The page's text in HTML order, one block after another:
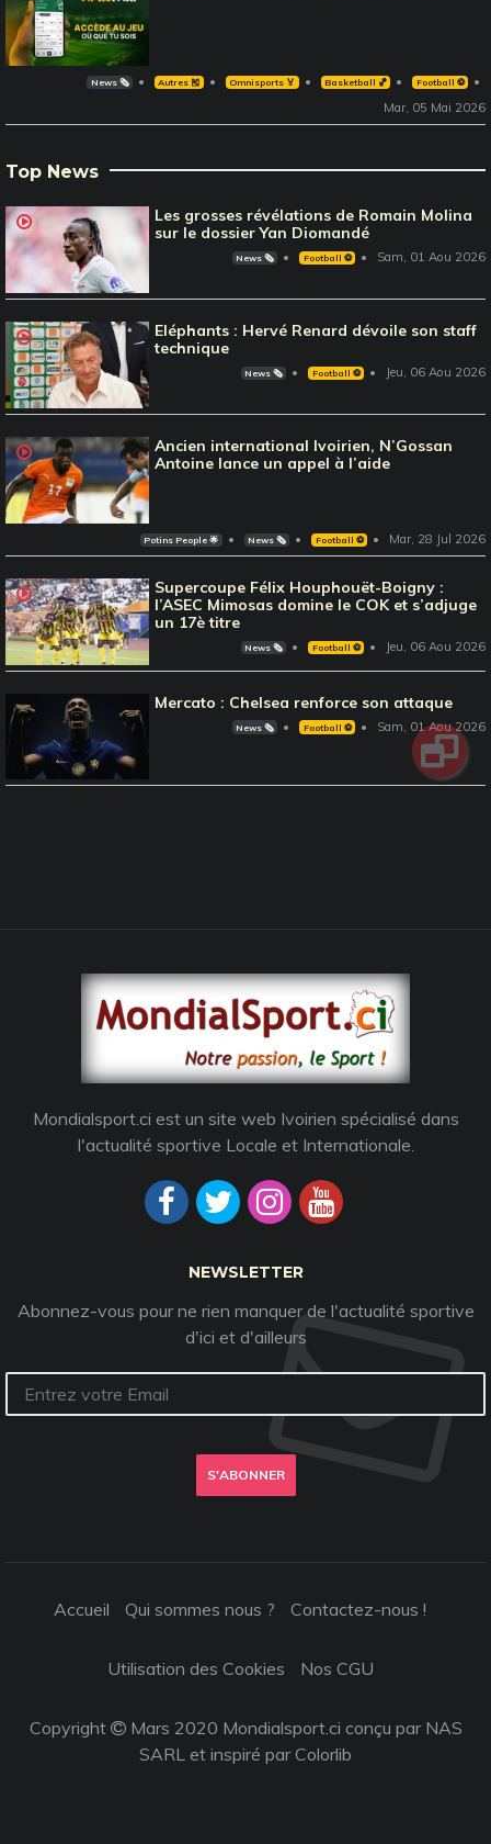
News 🗞️ Autres 🎽 Omnisports 🏅 Basketball 🏀 Football ⚽️
Mar, 05 Mai 2026
Top News
Les grosses révélations de Romain Molina
sur le dossier Yan Diomandé
News 🗞️ Football ⚽️ Sam, 01 Aou 2026
Eléphants : Hervé Renard dévoile son staff
technique
News 🗞️ Football ⚽️ Jeu, 06 Aou 2026
Ancien international Ivoirien, N’Gossan
Antoine lance un appel à l’aide
Potins People 🌟 News 🗞️ Football ⚽️ Mar, 28 Jul 2026
Supercoupe Félix Houphouët-Boigny :
l’ASEC Mimosas domine le COK et s’adjuge
un 17è titre
News 🗞️ Football ⚽️ Jeu, 06 Aou 2026
Mercato : Chelsea renforce son attaque
News 🗞️ Football ⚽️ Sam, 01 Aou 2026
Mondialsport.ci est un site web Ivoirien spécialisé dans
l'actualité sportive Locale et Internationale.
NEWSLETTER
Abonnez-vous pour ne rien manquer de l'actualité sportive
d'ici et d'ailleurs
S'ABONNER
Accueil Qui sommes nous ? Contactez-nous !
Utilisation des Cookies Nos CGU
Copyright
Mars 2020 Mondialsport.ci conçu par NAS
SARL et inspiré parColorlib